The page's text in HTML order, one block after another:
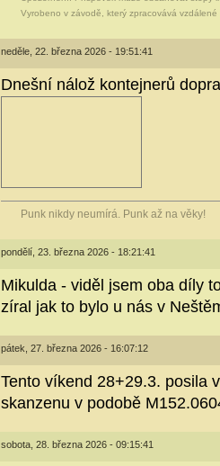
Vyrobeno v závodě, který zpracovává
neděle, 22. března 2026 - 19:51:41
Dnešní nálož kontejnerů
Punk nikdy neumírá. Punk až na věky!
pondělí, 23. března 2026 - 18:21:41
Mikulda - viděl jsem oba díly
zíral jak to bylo u nás v
pátek, 27. března 2026 - 16:07:12
Tento víkend 28+29.3. posila
skanzenu v podobě
sobota, 28. března 2026 - 09:15:41